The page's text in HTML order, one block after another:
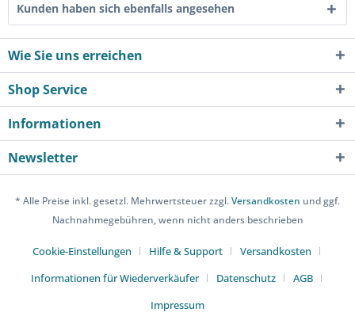
Kunden haben sich ebenfalls angesehen
Wie Sie uns erreichen
Shop Service
Informationen
Newsletter
* Alle Preise inkl. gesetzl. Mehrwertsteuer zzgl.Versandkosten und ggf.
Nachnahmegebühren, wenn nicht anders beschrieben
Cookie-Einstellungen Hilfe & Support
Versandkosten
Informationen für Wiederverkäufer
Datenschutz
AGB
Impressum